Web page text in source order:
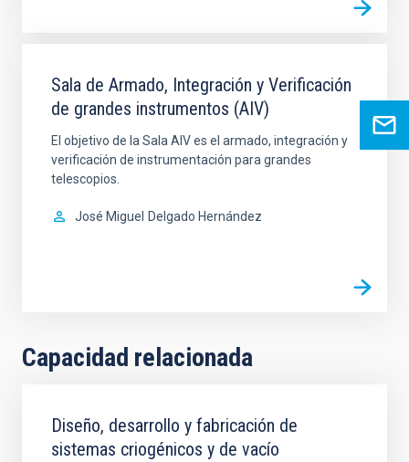
Sala de Armado, Integración y Verificación
de grandes instrumentos (AIV)
El objetivo de la Sala AIV es el armado, integración y
verificación de instrumentación para grandes
telescopios.
José Miguel Delgado Hernández
Capacidad relacionada
Diseño, desarrollo y fabricación de
sistemas criogénicos y de vacío